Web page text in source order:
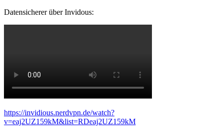
Datensicherer über Invidous:
https://invidious.nerdvpn.de/watch?
v=eaj2UZ159kM&list=RDeaj2UZ159kM